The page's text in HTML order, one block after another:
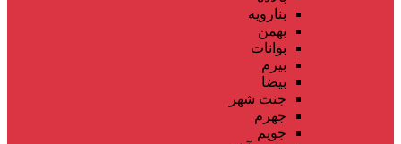
بنارویه
بهمن
بوانات
بیرم
بیضا
جنت شهر
جهرم
جویم